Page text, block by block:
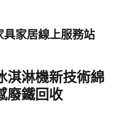
具家居線上服務站
淇淋機新技術綿
廢鐵回收